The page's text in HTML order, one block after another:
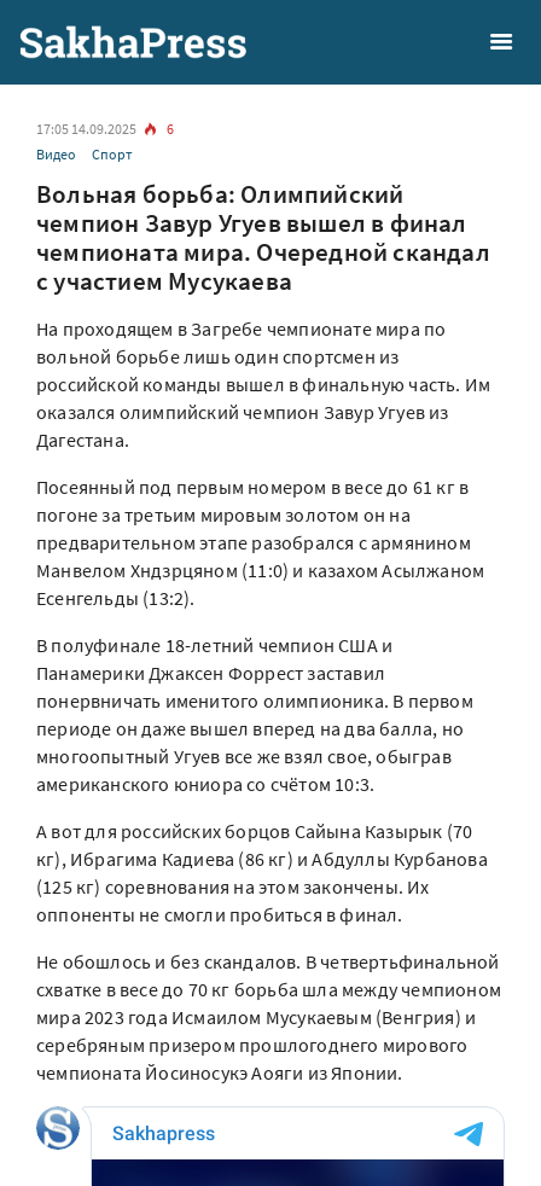
17:05 14.09.2025
6
Видео
Спорт
Вольная борьба: Олимпийский
чемпион Завур Угуев вышел в финал
чемпионата мира. Очередной скандал
с участием Мусукаева
На проходящем в Загребе чемпионате мира по
вольной борьбе лишь один спортсмен из
российской команды вышел в финальную часть. Им
оказался олимпийский чемпион Завур Угуев из
Дагестана.
Посеянный под первым номером в весе до 61 кг в
погоне за третьим мировым золотом он на
предварительном этапе разобрался с армянином
Манвелом Хндзрцяном (11:0) и казахом Асылжаном
Есенгельды (13:2).
В полуфинале 18-летний чемпион США и
Панамерики Джаксен Форрест заставил
понервничать именитого олимпионика. В первом
периоде он даже вышел вперед на два балла, но
многоопытный Угуев все же взял свое, обыграв
американского юниора со счётом 10:3.
А вот для российских борцов Сайына Казырык (70
кг), Ибрагима Кадиева (86 кг) и Абдуллы Курбанова
(125 кг) соревнования на этом закончены. Их
оппоненты не смогли пробиться в финал.
Не обошлось и без скандалов. В четвертьфинальной
схватке в весе до 70 кг борьба шла между чемпионом
мира 2023 года Исмаилом Мусукаевым (Венгрия) и
серебряным призером прошлогоднего мирового
чемпионата Йосиносукэ Аояги из Японии.